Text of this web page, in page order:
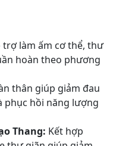
trợ làm ấm cơ thể, thư
hoàn theo phương
thân giúp giảm đau
phục hồi năng lượng
Thang: Kết hợp